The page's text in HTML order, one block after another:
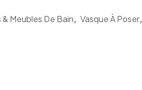
Meubles De Bain, Vasque À Poser,